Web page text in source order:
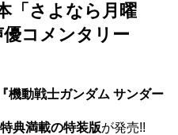
「さよなら月曜
優コメンタリー
『機動戦士ガンダム サンダー
特典満載の特装版が発売!!